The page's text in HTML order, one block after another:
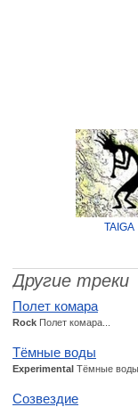
TAIGA
Другие треки
Полет комара
Rock Полет комара...
Тёмные воды
Experimental Тёмные
Созвездие